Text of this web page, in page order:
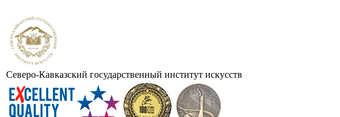
Северо-Кавказский государственный институт искусств